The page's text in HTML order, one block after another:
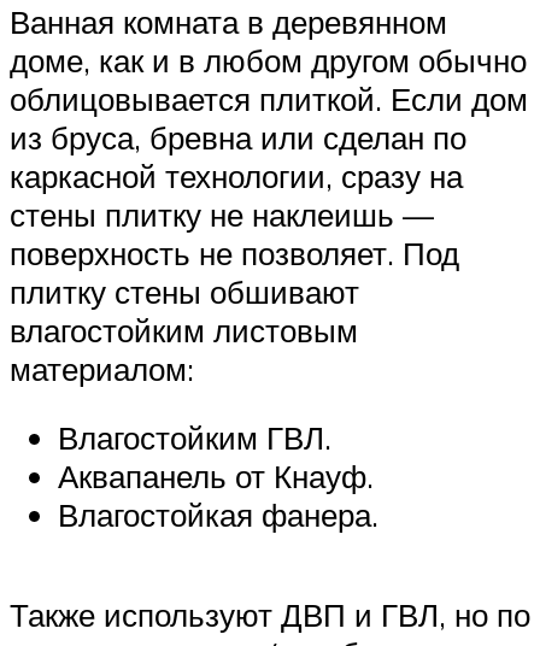
Ванная комната в деревянном
доме, как и в любом другом обычно
облицовывается плиткой. Если дом
из бруса, бревна или сделан по
каркасной технологии, сразу на
стены плитку не наклеишь —
поверхность не позволяет. Под
плитку стены обшивают
влагостойким листовым
материалом:
Влагостойким ГВЛ.
Аквапанель от Кнауф.
Влагостойкая фанера.
Также используют ДВП и ГВЛ, но по